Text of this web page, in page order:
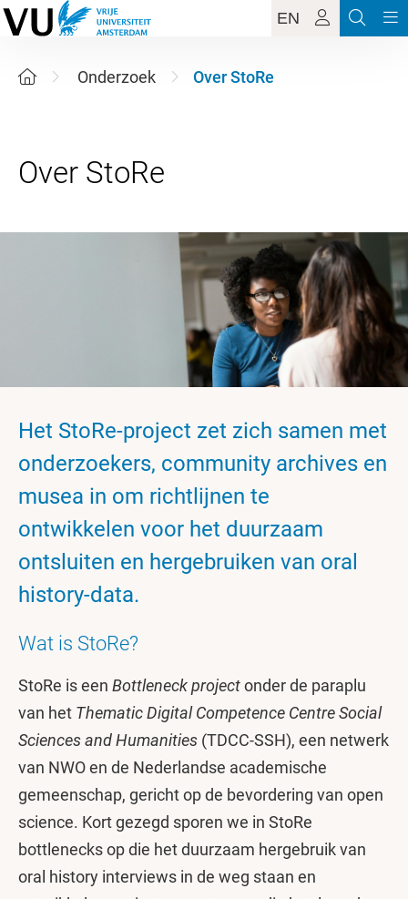
EN
Onderzoek Over StoRe
Het StoRe-project zet zich samen met
onderzoekers, community archives en
musea in om richtlijnen te
ontwikkelen voor het duurzaam
ontsluiten en hergebruiken van oral
history-data.
Wat is StoRe?
StoRe is een Bottleneck projectonder de paraplu
van het Thematic Digital Competence Centre Social
Sciences and Humanities (TDCC-SSH), een netwerk
van NWO en de Nederlandse academische
gemeenschap, gericht op de bevordering van open
science. Kort gezegd sporen we in StoRe
bottlenecks op die het duurzaam hergebruik van
oral history interviews in de weg staan en